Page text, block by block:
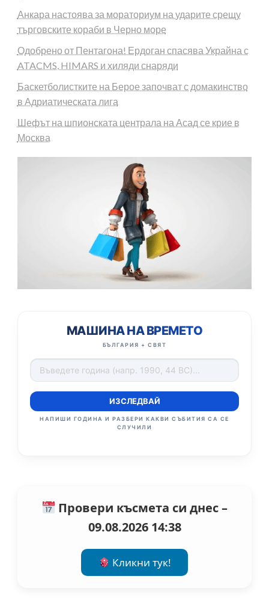
Анкара настоява за мораториум на ударите срещу
търговските кораби в Черно море
Одобрено от Пентагона! Ердоган спасява Украйна с
ATACMS, HIMARS и хиляди снаряди
Баскетболистките на Берое започват с домакинство
в Адриатическата лига
Шефът на шпионската централа на Асад се крие в
Москва
МАШИНА НА ВРЕМЕТО
БЪЛГАРИЯ + СВЯТ
ИЗСЛЕДВАЙ
НАПИШИ ГОДИНА И РАЗБЕРИ КАКВИ СЪБИТИЯ СА СЕ
СЛУЧИЛИ
Провери късмета си днес –
09.08.2026 14:38
Кликни тук!